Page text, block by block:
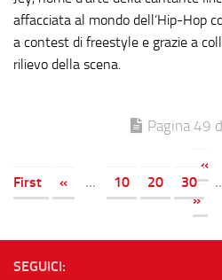
affacciata al mondo dell’Hip-Hop
a contest di freestyle e grazie a
rilievo della scena.
Pagina 49
«
First
« ... 10 20 30
»
SEGUICI: